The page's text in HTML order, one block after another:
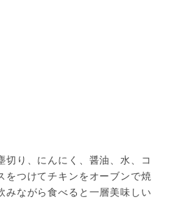
切り、にんにく、醤油、水、コ
をつけてチキンをオーブンで焼
みながら食べると一層美味しい